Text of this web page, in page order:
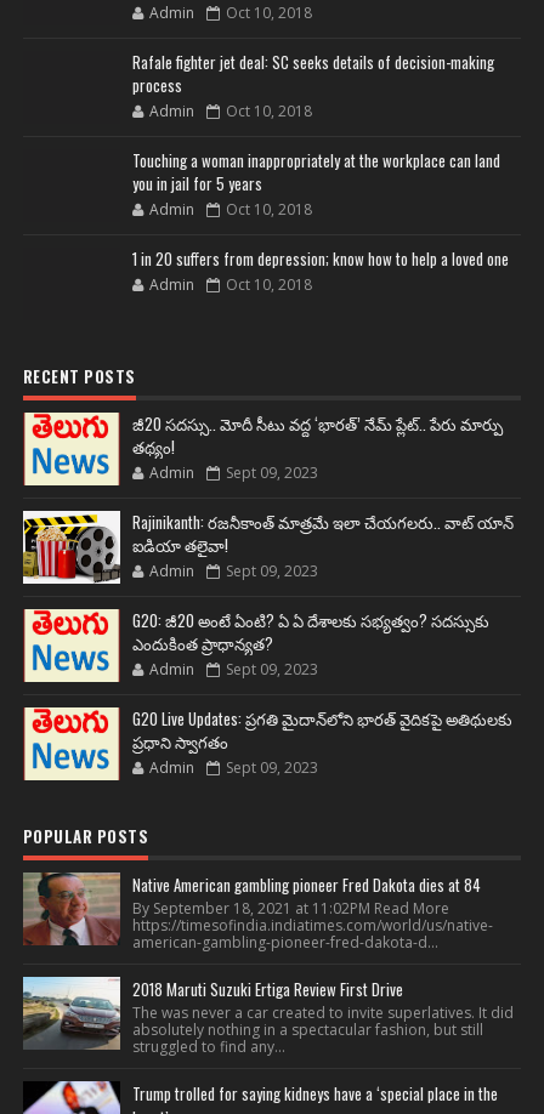
Admin Oct 10, 2018
Rafale fighter jet deal: SC seeks details of decision-making
process
Admin Oct 10, 2018
Touching a woman inappropriately at the workplace can land
you in jail for 5 years
Admin Oct 10, 2018
1 in 20 suffers from depression; know how to help a loved one
Admin Oct 10, 2018
RECENT POSTS
జీ20 సదస్సు.. మోదీ సీటు వద్ద ‘భారత్’ నేమ్ ప్లేట్‌.. పేరు మార్పు
తథ్యం!
Admin Sept 09, 2023
Rajinikanth: రజనీకాంత్ మాత్రమే ఇలా చేయగలరు.. వాట్ యాన్
ఐడియా తలైవా!
Admin Sept 09, 2023
G20: జీ20 అంటే ఏంటి? ఏ ఏ దేశాలకు సభ్యత్వం? సదస్సుకు
ఎందుకింత ప్రాధాన్యత?
Admin Sept 09, 2023
G20 Live Updates: ప్రగతి మైదాన్‌లోని భారత్ వైదికపై అతిథులకు
ప్రధాని స్వాగతం
Admin Sept 09, 2023
POPULAR POSTS
Native American gambling pioneer Fred Dakota dies at 84
By September 18, 2021 at 11:02PM Read More
https://timesofindia.indiatimes.com/world/us/native-
american-gambling-pioneer-fred-dakota-d...
2018 Maruti Suzuki Ertiga Review First Drive
The was never a car created to invite superlatives. It did
absolutely nothing in a spectacular fashion, but still
struggled to find any...
Trump trolled for saying kidneys have a ‘special place in the